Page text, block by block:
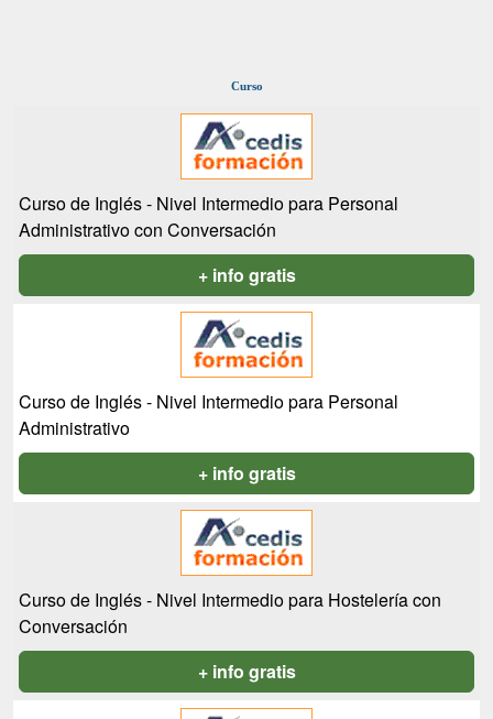
Curso
Curso de Inglés - Nivel Intermedio para Personal
Administrativo con Conversación
+ info gratis
Curso de Inglés - Nivel Intermedio para Personal
Administrativo
+ info gratis
Curso de Inglés - Nivel Intermedio para Hostelería con
Conversación
+ info gratis